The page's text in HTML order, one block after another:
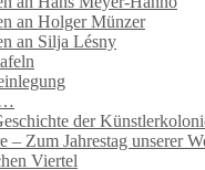
an Holger Münzer
an Silja Lésny
…
der
– Zum Jahrestag unserer
Viertel